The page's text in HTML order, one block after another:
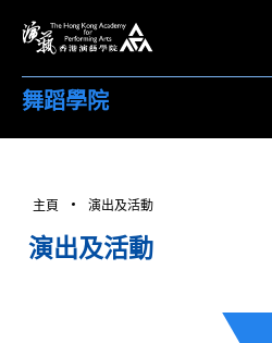
舞蹈學院
主頁 演出及活動
演出及活動